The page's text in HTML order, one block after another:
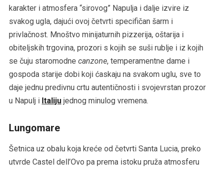
karakter i atmosfera “sirovog” Napulja i dalje izvire iz
svakog ugla, dajući ovoj četvrti specifičan šarm i
privlačnost. Mnoštvo minijaturnih pizzerija, oštarija i
obiteljskih trgovina, prozori s kojih se suši rublje i iz kojih
se čuju staromodne canzone, temperamentne dame i
gospoda starije dobi koji ćaskaju na svakom uglu, sve to
daje jednu predivnu crtu autentičnosti i svojevrstan prozor
u Napulj i Italijujednog minulog vremena.
Lungomare
Šetnica uz obalu koja kreće od četvrti Santa Lucia, preko
utvrde Castel dell’Ovo pa prema istoku pruža atmosferu